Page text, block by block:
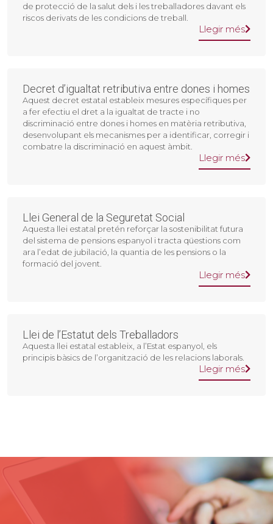
de protecció de la salut dels i les treballadores davant els
riscos derivats de les condicions de treball.
Llegir més
Decret d’igualtat retributiva entre dones i homes
Aquest decret estatal estableix mesures específiques per
a fer efectiu el dret a la igualtat de tracte i no
discriminació entre dones i homes en matèria retributiva,
desenvolupant els mecanismes per a identificar, corregir i
combatre la discriminació en aquest àmbit.
Llegir més
Llei General de la Seguretat Social
Aquesta llei estatal pretén reforçar la sostenibilitat futura
del sistema de pensions espanyol i tracta qüestions com
ara l’edat de jubilació, la quantia de les pensions o la
formació del jovent.
Llegir més
Llei de l’Estatut dels Treballadors
Aquesta llei estatal estableix, a l’Estat espanyol, els
principis bàsics de l’organització de les relacions laborals.
Llegir més